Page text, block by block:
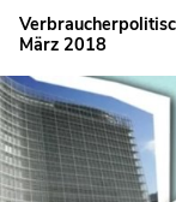
März 2018